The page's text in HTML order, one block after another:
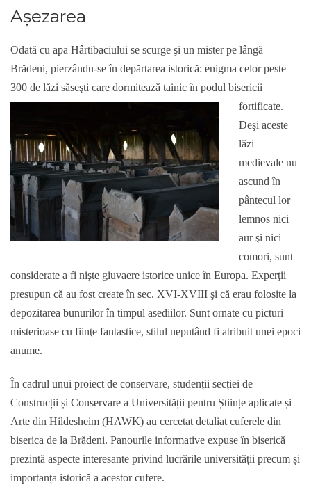
Aşezarea
Odată cu apa Hârtibaciului se scurge şi un mister pe lângă
Brădeni, pierzându-se în depărtarea istorică: enigma celor peste
300 de lăzi săseşti care dormitează tainic în podul bisericii
fortificate.
Deşi aceste
lăzi
medievale nu
ascund în
pântecul lor
lemnos nici
aur şi nici
comori, sunt
considerate a fi nişte giuvaere istorice unice în Europa. Experţii
presupun că au fost create în sec. XVI-XVIII şi că erau folosite la
depozitarea bunurilor în timpul asediilor. Sunt ornate cu picturi
misterioase cu fiinţe fantastice, stilul neputând fi atribuit unei epoci
anume.
În cadrul unui proiect de conservare, studenții secției de
Construcții și Conservare a Universității pentru Științe aplicate și
Arte din Hildesheim (HAWK) au cercetat detaliat cuferele din
biserica de la Brădeni. Panourile informative expuse în biserică
prezintă aspecte interesante privind lucrările universității precum și
importanța istorică a acestor cufere.